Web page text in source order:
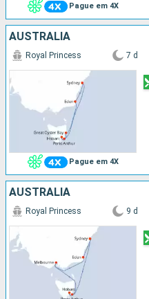
Pague em 4X
AUSTRALIA
Pague em 4X
Royal Princess 7 d
AUSTRALIA
Royal Princess 9 d